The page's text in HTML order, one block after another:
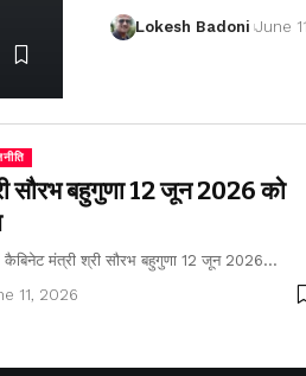
Lokesh Badoni June
सौरभ बहुगुणा 12 जून 2026 को
कैबिनेट मंत्री श्री सौरभ बहुगुणा 12 जून 2026…
11, 2026